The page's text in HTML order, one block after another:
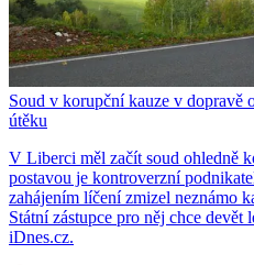
Soud v korupční kauze v dopravě
útěku
V Liberci měl začít soud ohledně
postavou je kontroverzní
zahájením líčení zmizel neznámo
Státní zástupce pro něj chce devět
iDnes.cz.